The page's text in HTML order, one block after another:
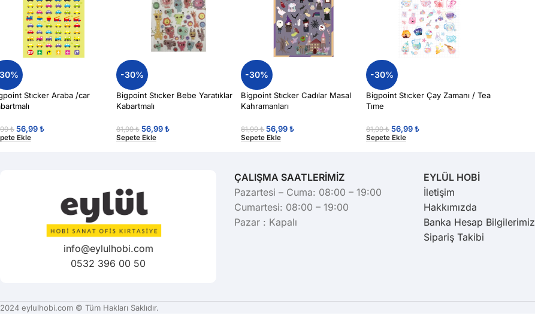
Stıcker Araba /car
₺ 56,99₺
Ekle
-30%
Bigpoint Stıcker Bebe Yaratıklar
Kabartmalı
81,99₺ 56,99₺
Sepete Ekle
-30%
Bigpoint Stıcker Cadılar Masal
Kahramanları
81,99₺ 56,99₺
Sepete Ekle
-30%
Bigpoint Stıcker Çay Zamanı / Tea
Tıme
81,99₺ 56,99₺
Sepete Ekle
info@eylulhobi.com
0532 396 00 50
ÇALIŞMA SAATLERİMİZ
Pazartesi – Cuma: 08:00 – 19:00
Cumartesi: 08:00 – 19:00
Pazar : Kapalı
EYLÜL HOBİ
İletişim
Hakkımızda
Banka Hesap Bilgilerimiz
Sipariş Takibi
2024 eylulhobi.com © Tüm Hakları Saklıdır.